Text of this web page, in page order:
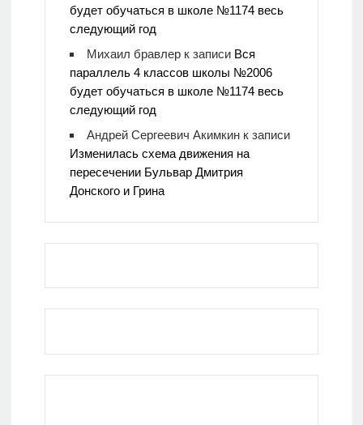
будет обучаться в школе №1174 весь
следующий год
Михаил бравлерк записи Вся
параллель 4 классов школы №2006
будет обучаться в школе №1174 весь
следующий год
Андрей Сергеевич Акимкинк записи
Изменилась схема движения на
пересечении Бульвар Дмитрия
Донского и Грина